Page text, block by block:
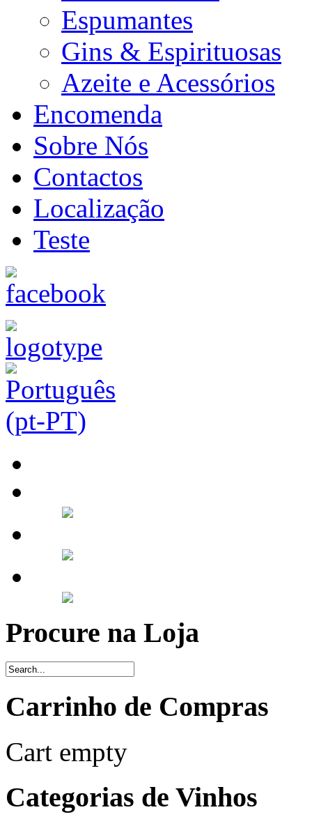
Espumantes
Gins & Espirituosas
Azeite e Acessórios
Encomenda
Sobre Nós
Contactos
Localização
Teste
Procure na Loja
Carrinho de Compras
Cart empty
Categorias de Vinhos